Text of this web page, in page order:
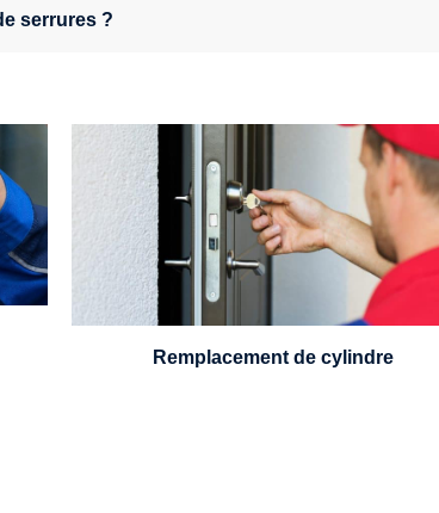
serrures ?
Un serrurier sera en mesure de choisir et
remplacer un cylindre standard, à 5
leviers ou à 3 leviers, Mul-T-Lock ou
encore multipoints.
Remplacement de cylindre